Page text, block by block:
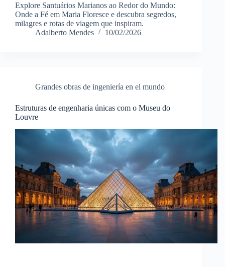
Explore Santuários Marianos ao Redor do Mundo:
Onde a Fé em Maria Floresce e descubra segredos,
milagres e rotas de viagem que inspiram.
Adalberto Mendes
10/02/2026
Grandes obras de ingeniería en el mundo
Estruturas de engenharia únicas com o Museu do
Louvre